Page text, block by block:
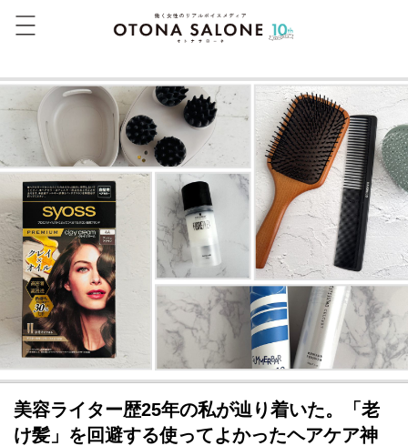
美容ライター歴25年の私が辿り着いた。「老
け髪」を回避する使ってよかったヘアケア神